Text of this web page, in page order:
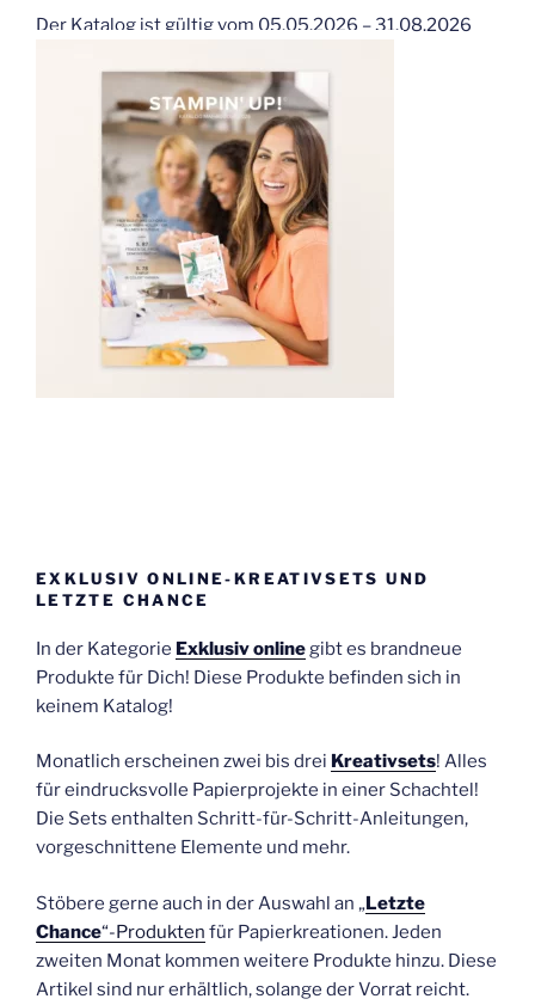
Der Katalog ist gültig vom 05.05.2026 – 31.08.2026
EXKLUSIV ONLINE-KREATIVSETS UND
LETZTE CHANCE
In der Kategorie Exklusiv onlinegibt es brandneue
Produkte für Dich! Diese Produkte befinden sich in
keinem Katalog!
Monatlich erscheinen zwei bis drei Kreativsets! Alles
für eindrucksvolle Papierprojekte in einer Schachtel!
Die Sets enthalten Schritt-für-Schritt-Anleitungen,
vorgeschnittene Elemente und mehr.
Stöbere gerne auch in der Auswahl an „Letzte
Chance“-Produkten für Papierkreationen. Jeden
zweiten Monat kommen weitere Produkte hinzu. Diese
Artikel sind nur erhältlich, solange der Vorrat reicht.